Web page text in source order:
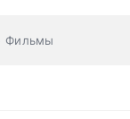
Фильмы